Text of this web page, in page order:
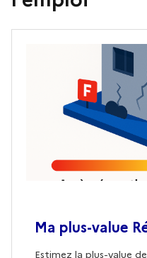
Ma plus-value
Estimez la plus-value